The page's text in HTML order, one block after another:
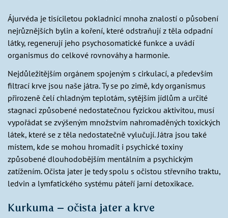
Ájurvéda je tisíciletou pokladnicí mnoha znalostí o působení
nejrůznějších bylin a koření, které odstraňují z těla odpadní
látky, regenerují jeho psychosomatické funkce a uvádí
organismus do celkové rovnováhy a harmonie.
Nejdůležitějším orgánem spojeným s cirkulací, a především
filtrací krve jsou naše játra. Ty se po zimě, kdy organismus
přirozeně čelí chladným teplotám, sytějším jídlům a určité
stagnaci způsobené nedostatečnou fyzickou aktivitou, musí
vypořádat se zvýšeným množstvím nahromaděných toxických
látek, které se z těla nedostatečně vylučují. Játra jsou také
místem, kde se mohou hromadit i psychické toxiny
způsobené dlouhodobějším mentálním a psychickým
zatížením. Očista jater je tedy spolu s očistou střevního traktu,
ledvin a lymfatického systému páteří jarní detoxikace.
Kurkuma – očista jater a krve